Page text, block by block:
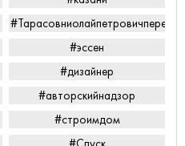
#эссен
#дизайнер
#авторскийнадзор
#строимдом